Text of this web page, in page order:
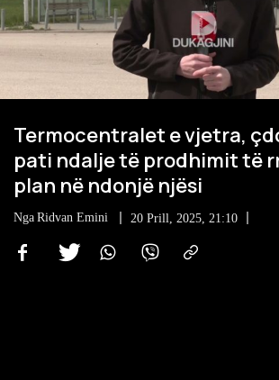
Termocentralet e vjetra,
pati ndalje të prodhimit të
plan në ndonjë njësi
Nga Ridvan Emini 20 Prill, 2025, 21:10